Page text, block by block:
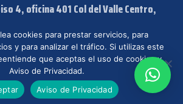
4, oficina 401 Col del Valle Centro,
derechos reservados. /Aviso de Privacidad
cookies para prestar servicios, para
y para analizar el tráfico. Si utilizas este
que aceptas el uso de cookies y
Aviso de Privacidad.
Aviso de Privacidad